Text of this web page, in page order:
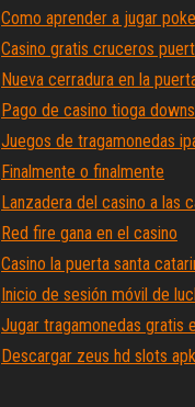
Como aprender a jugar
Casino gratis cruceros
Nueva cerradura en la
Pago de casino tioga downs
Juegos de tragamonedas
Finalmente o finalmente
Lanzadera del casino a las
Red fire gana en el casino
Casino la puerta santa
Inicio de sesión móvil de
Jugar tragamonedas gratis
Descargar zeus hd slots apk